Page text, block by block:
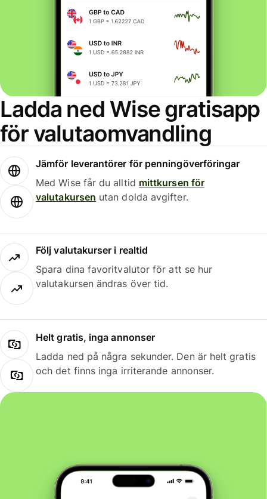
Ladda ned Wise gratisapp
för valutaomvandling
Jämför leverantörer för penningöverföringar
Med Wise får du alltid mittkursen för
valutakursen utan dolda avgifter.
Följ valutakurser i realtid
Spara dina favoritvalutor för att se hur
valutakursen ändras över tid.
Helt gratis, inga annonser
Ladda ned på några sekunder. Den är helt gratis
och det finns inga irriterande annonser.